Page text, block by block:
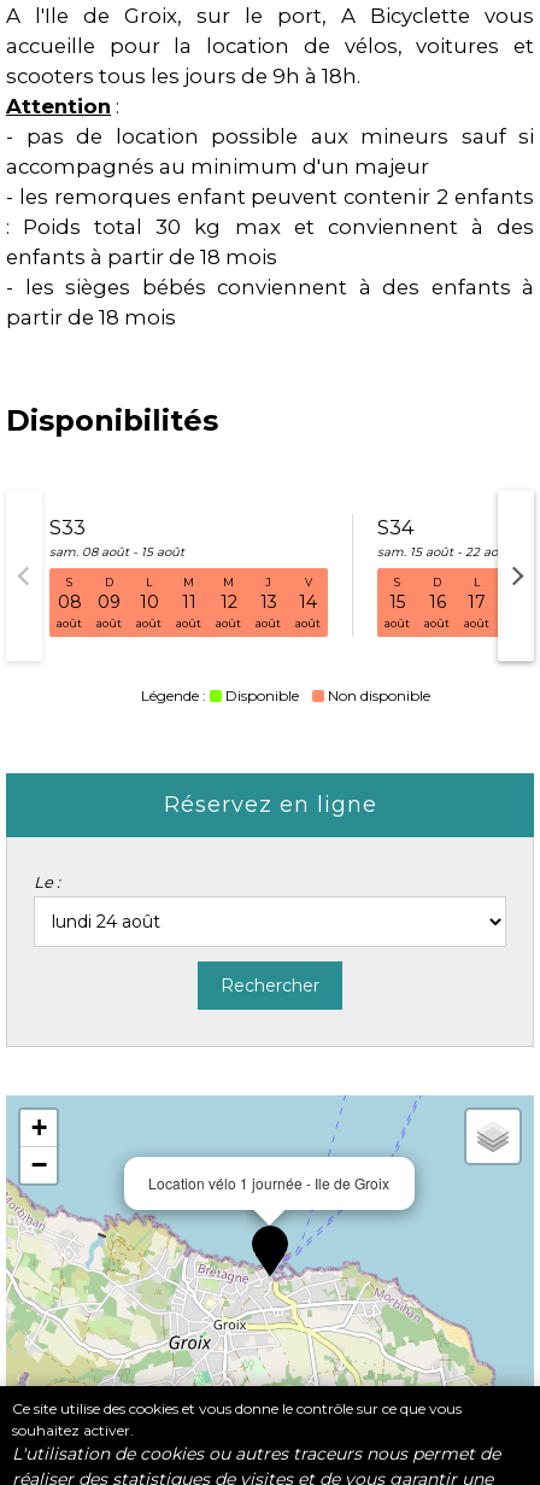
Présentation
A l'Ile de Groix, sur le port, A Bicyclette vous
accueille pour la location de vélos, voitures et
scooters tous les jours de 9h à 18h.
Attention :
- pas de location possible aux mineurs sauf si
accompagnés au minimum d'un majeur
- les remorques enfant peuvent contenir 2 enfants
: Poids total 30 kg max et conviennent à des
enfants à partir de 18 mois
- les sièges bébés conviennent à des enfants à
partir de 18 mois
Disponibilités
S33
sam. 08 août - 15 août
S
08
août
D
09
août
L
10
août
M
11
août
M
12
août
J
13
août
V
14
août
S34
sam. 15 août - 22 août
S
15
août
D
16
août
L
17
août
M
S33 sam. 08 août - 15 août
Légende : Disponible Non disponible
Réservez en ligne
Le :
Location vélo 1 journée - Ile de Groix
+
−
Leaflet |©OpenStreetMap
Ce site utilise des cookies et vous donne le contrôle sur ce que vous
souhaitez activer.
L'utilisation de cookies ou autres traceurs nous permet de
réaliser des statistiques de visites et de vous garantir une